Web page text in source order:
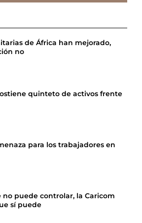
de África han mejorado,
no
quinteto de activos frente
para los trabajadores en
puede controlar, la Caricom
sí puede